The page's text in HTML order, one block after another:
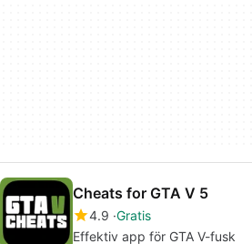
Cheats for GTA V 5
4.9 Gratis
Effektiv app för GTA V-fusk